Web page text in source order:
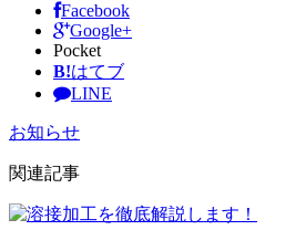
Facebook
Google+
Pocket
B!はてブ
LINE
お知らせ
関連記事